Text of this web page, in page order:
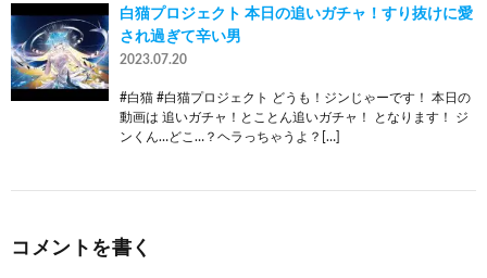
白猫プロジェクト 本日の追いガチャ！すり抜けに愛
され過ぎて辛い男
2023.07.20
#白猫 #白猫プロジェクト どうも！ジンじゃーです！ 本日の
動画は 追いガチャ！とことん追いガチャ！ となります！ ジ
ンくん…どこ…？ヘラっちゃうよ？[…]
コメントを書く